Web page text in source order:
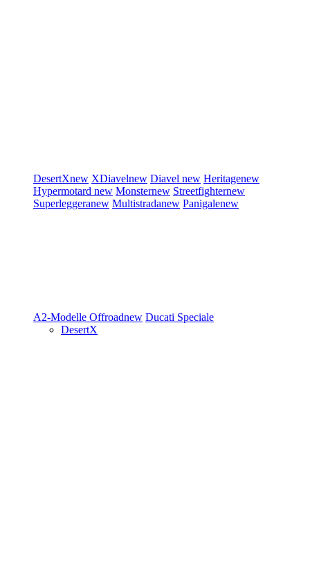
DesertXnew XDiavelnew Diavel new Heritagenew
Hypermotard new Monsternew Streetfighternew
Superleggeranew Multistradanew Panigalenew
A2-Modelle Offroadnew Ducati Speciale
DesertX